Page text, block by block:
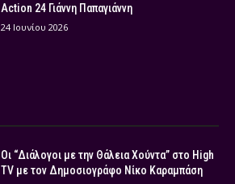
Action 24 Γιάννη Παπαγιάννη
24 Ιουνίου 2026
Οι “Διάλογοι με την Θάλεια Χούντα” στο High
TV με τον Δημοσιογράφο Νίκο Καραμπάση